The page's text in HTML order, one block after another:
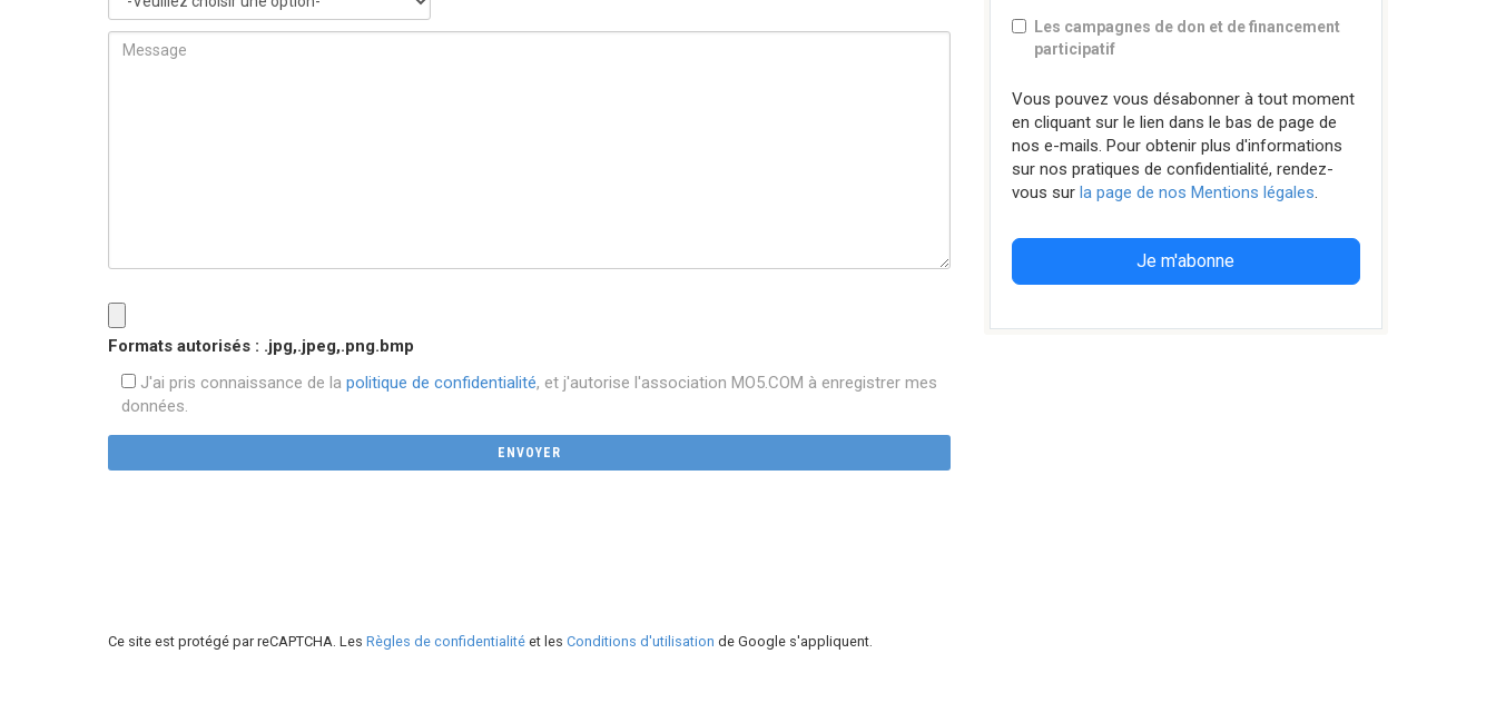
Formats autorisés : .jpg,.jpeg,.png.bmp
J'ai pris connaissance de la politique de confidentialité, et j'autorise l'association MO5.COM à enregistrer mes
données.
Ce site est protégé par reCAPTCHA. Les Règles de confidentialité et les Conditions d'utilisation de Google s'appliquent.
Les campagnes de don et de financement
participatif
Vous pouvez vous désabonner à tout moment
en cliquant sur le lien dans le bas de page de
nos e-mails. Pour obtenir plus d'informations
sur nos pratiques de confidentialité, rendez-
vous sur la page de nos Mentions légales.
Je m'abonne